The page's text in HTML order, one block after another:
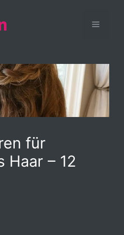
Menü
für
Haar – 12